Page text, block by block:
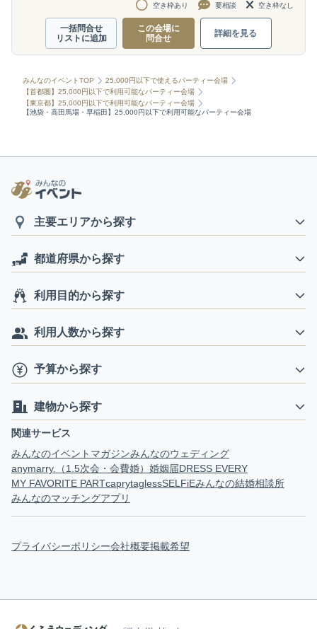
空き枠あり 要相談 空き枠なし
一括問合せ
リストに追加
この会場に
問合せ
詳細を見る
みんなのイベントTOP
25,000円以下で使えるパーティー会場
【首都圏】25,000円以下で利用可能なパーティー会場
【東京都】25,000円以下で利用可能なパーティー会場
【池袋・高田馬場・早稲田】25,000円以下で利用可能なパーティー会場
主要エリアから探す
都道府県から探す
利用目的から探す
利用人数から探す
予算から探す
建物から探す
関連サービス
みんなのイベントマガジンみんなのウェディング
anymarry.（1.5次会・会費婚） 婚姻届DRESS EVERY
MY FAVORITE PARTcaprytaglessSELFiEみんなの結婚相談所
みんなのマッチングアプリ
プライバシーポリシー会社概要掲載希望